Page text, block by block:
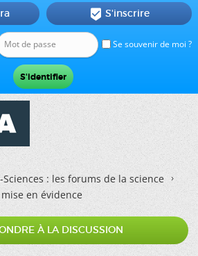
Se souvenir de moi ?
 S'inscrire
Sciences : les forums de la science
mise en évidence
À LA DISCUSSION